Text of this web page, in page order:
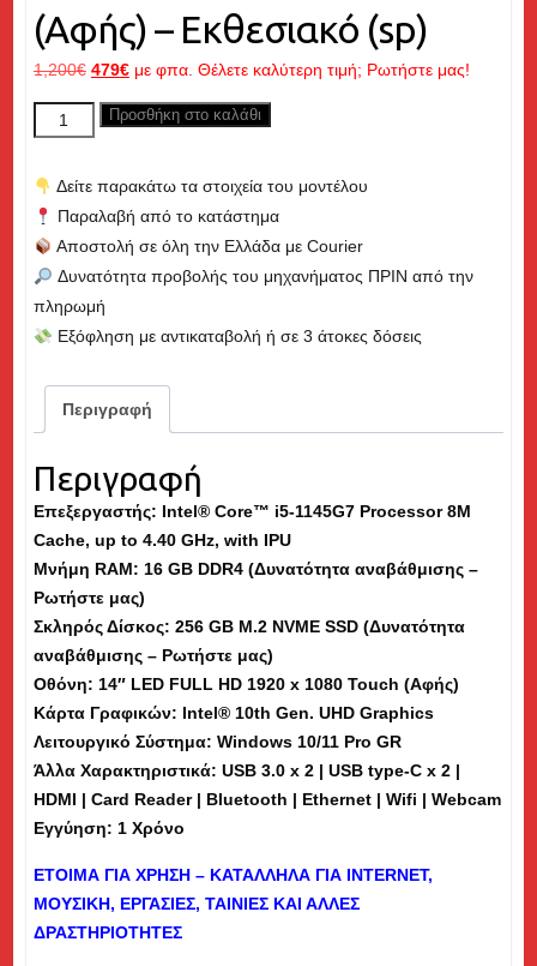
(Αφής) – Εκθεσιακό (sp)
1,200€ Original
price
was:
479€Η
τρέχουσα
τιμή
479€.
με φπα. Θέλετε καλύτερη τιμή; Ρωτήστε μας!
ThinkPad
T14
Gen
Core
i5
up
to
4.40GHz,
RAM,
256GB
SSD,
14"
Touch
(Αφής)
-
Εκθεσιακό
(sp)
ποσότητα
Προσθήκη στο καλάθι
Δείτε παρακάτω τα στοιχεία του μοντέλου
Παραλαβή από το κατάστημα
Αποστολή σε όλη την Ελλάδα με Courier
Δυνατότητα προβολής του μηχανήματος ΠΡΙΝ από την
πληρωμή
Εξόφληση με αντικαταβολή ή σε 3 άτοκες δόσεις
Περιγραφή
Περιγραφή
Επεξεργαστής: Intel® Core™ i5-1145G7 Processor 8M
Cache, up to 4.40 GHz, with IPU
Μνήμη RAM: 16 GB DDR4 (Δυνατότητα αναβάθμισης –
Ρωτήστε μας)
Σκληρός Δίσκος: 256 GB M.2 NVME SSD (Δυνατότητα
αναβάθμισης – Ρωτήστε μας)
Οθόνη: 14″ LED FULL HD 1920 x 1080 Touch (Αφής)
Κάρτα Γραφικών: Intel® 10th Gen. UHD Graphics
Λειτουργικό Σύστημα: Windows 10/11 Pro GR
Άλλα Χαρακτηριστικά: USB 3.0 x 2 | USB type-C x 2 |
HDMI | Card Reader | Bluetooth | Ethernet | Wifi | Webcam
Εγγύηση: 1 Χρόνο
ΕΤΟΙΜΑ ΓΙΑ ΧΡΗΣΗ – ΚΑΤΑΛΛΗΛΑ ΓΙΑ INTERNET,
ΜΟΥΣΙΚΗ, ΕΡΓΑΣΙΕΣ, ΤΑΙΝΙΕΣ ΚΑΙ ΑΛΛΕΣ
ΔΡΑΣΤΗΡΙΟΤΗΤΕΣ